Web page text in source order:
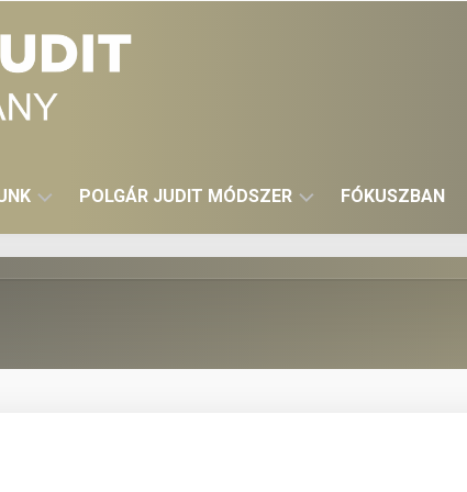
POLGÁR JUDIT MÓDSZER FÓKUSZBAN